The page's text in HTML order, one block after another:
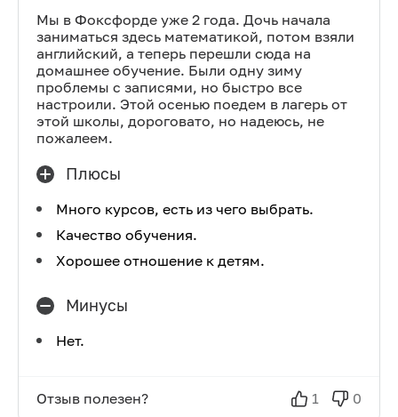
Мы в Фоксфорде уже 2 года. Дочь начала
заниматься здесь математикой, потом взяли
английский, а теперь перешли сюда на
домашнее обучение. Были одну зиму
проблемы с записями, но быстро все
настроили. Этой осенью поедем в лагерь от
этой школы, дороговато, но надеюсь, не
пожалеем.
Плюсы
Много курсов, есть из чего выбрать.
Качество обучения.
Хорошее отношение к детям.
Минусы
Нет.
Отзыв полезен? 1 0